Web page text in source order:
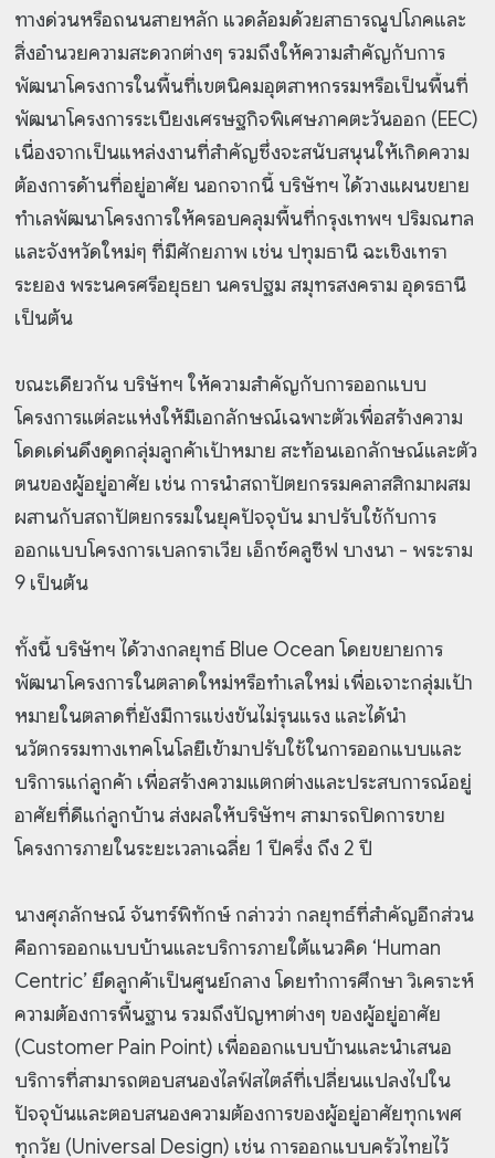
ทางด่วนหรือถนนสายหลัก แวดล้อมด้วยสาธารณูปโภคและ
สิ่งอำนวยความสะดวกต่างๆ รวมถึงให้ความสำคัญกับการ
พัฒนาโครงการในพื้นที่เขตนิคมอุตสาหกรรมหรือเป็นพื้นที่
พัฒนาโครงการระเบียงเศรษฐกิจพิเศษภาคตะวันออก (EEC)
เนื่องจากเป็นแหล่งงานที่สำคัญซึ่งจะสนับสนุนให้เกิดความ
ต้องการด้านที่อยู่อาศัย นอกจากนี้ บริษัทฯ ได้วางแผนขยาย
ทำเลพัฒนาโครงการให้ครอบคลุมพื้นที่กรุงเทพฯ ปริมณฑล
และจังหวัดใหม่ๆ ที่มีศักยภาพ เช่น ปทุมธานี ฉะเชิงเทรา
ระยอง พระนครศรีอยุธยา นครปฐม สมุทรสงคราม อุดรธานี
เป็นต้น
ขณะเดียวกัน บริษัทฯ ให้ความสำคัญกับการออกแบบ
โครงการแต่ละแห่งให้มีเอกลักษณ์เฉพาะตัวเพื่อสร้างความ
โดดเด่นดึงดูดกลุ่มลูกค้าเป้าหมาย สะท้อนเอกลักษณ์และตัว
ตนของผู้อยู่อาศัย เช่น การนำสถาปัตยกรรมคลาสสิกมาผสม
ผสานกับสถาปัตยกรรมในยุคปัจจุบัน มาปรับใช้กับการ
ออกแบบโครงการเบลกราเวีย เอ็กซ์คลูซีฟ บางนา - พระราม
9 เป็นต้น
ทั้งนี้ บริษัทฯ ได้วางกลยุทธ์ Blue Ocean โดยขยายการ
พัฒนาโครงการในตลาดใหม่หรือทำเลใหม่ เพื่อเจาะกลุ่มเป้า
หมายในตลาดที่ยังมีการแข่งขันไม่รุนแรง และได้นำ
นวัตกรรมทางเทคโนโลยีเข้ามาปรับใช้ในการออกแบบและ
บริการแก่ลูกค้า เพื่อสร้างความแตกต่างและประสบการณ์อยู่
อาศัยที่ดีแก่ลูกบ้าน ส่งผลให้บริษัทฯ สามารถปิดการขาย
โครงการภายในระยะเวลาเฉลี่ย 1 ปีครึ่ง ถึง 2 ปี
นางศุภลักษณ์ จันทร์พิทักษ์ กล่าวว่า กลยุทธ์ที่สำคัญอีกส่วน
คือการออกแบบบ้านและบริการภายใต้แนวคิด ‘Human
Centric’ ยึดลูกค้าเป็นศูนย์กลาง โดยทำการศึกษา วิเคราะห์
ความต้องการพื้นฐาน รวมถึงปัญหาต่างๆ ของผู้อยู่อาศัย
(Customer Pain Point) เพื่อออกแบบบ้านและนำเสนอ
บริการที่สามารถตอบสนองไลฟ์สไตล์ที่เปลี่ยนแปลงไปใน
ปัจจุบันและตอบสนองความต้องการของผู้อยู่อาศัยทุกเพศ
ทุกวัย (Universal Design) เช่น การออกแบบครัวไทยไว้